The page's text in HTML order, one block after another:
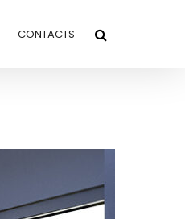
CONTACTS